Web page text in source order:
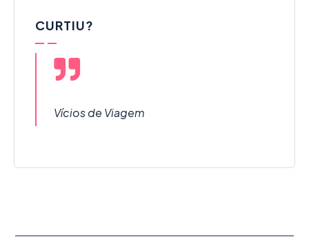
CURTIU?
Vícios de Viagem